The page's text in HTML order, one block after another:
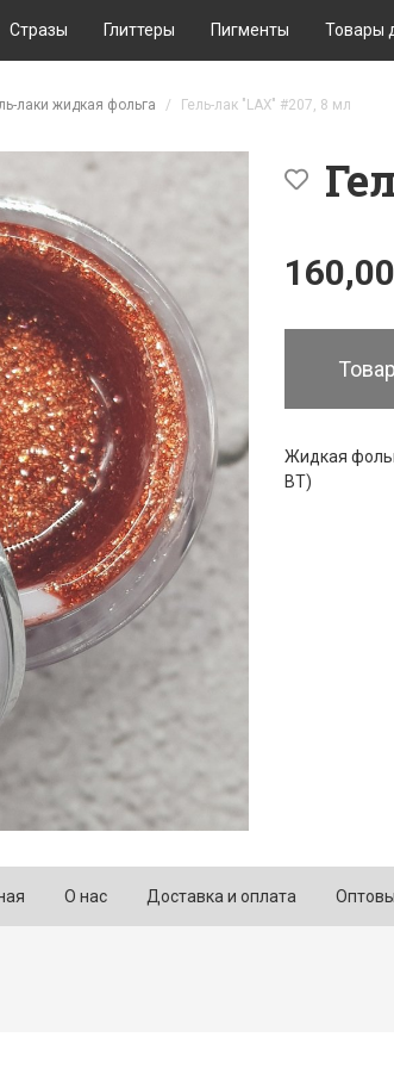
Стразы Глиттеры Пигменты Товары
лаки жидкая фольга Гель-лак "LAX" #207, 8 мл
Жидкая
ВТ)
О нас Доставка и оплата